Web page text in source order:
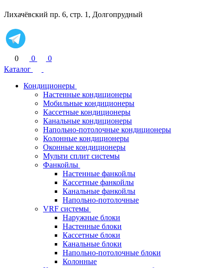
Лихачёвский пр. 6, стр. 1, Долгопрудный
0 0
0
Каталог
Кондиционеры
Настенные кондиционеры
Мобильные кондиционеры
Кассетные кондиционеры
Канальные кондиционеры
Напольно-потолочные кондиционеры
Колонные кондиционеры
Оконные кондиционеры
Мульти сплит системы
Фанкойлы
Настенные фанкойлы
Кассетные фанкойлы
Канальные фанкойлы
Напольно-потолочные
VRF системы
Наружные блоки
Настенные блоки
Кассетные блоки
Канальные блоки
Напольно-потолочные блоки
Колонные